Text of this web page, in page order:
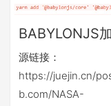
BABYLONJS
源链接：
https://juejin.cn/
b.com/NASA-